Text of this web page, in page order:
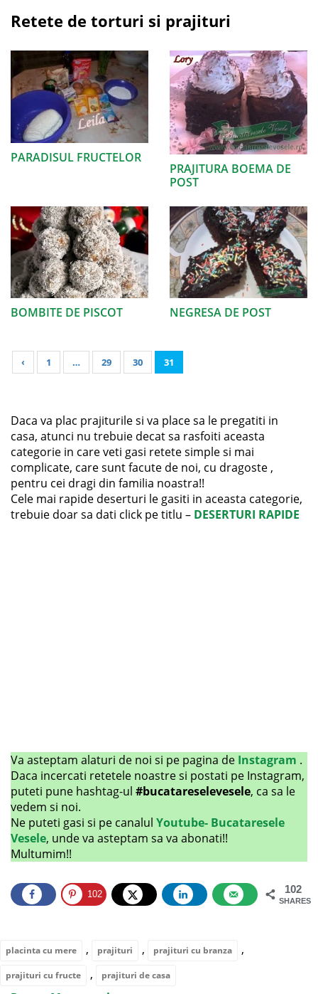
Retete de torturi si prajituri
PARADISUL FRUCTELOR
PRAJITURA BOEMA DE
POST
BOMBITE DE PISCOT NEGRESA DE POST
‹ 1 … 29 30 31
Daca va plac prajiturile si va place sa le pregatiti in
casa, atunci nu trebuie decat sa rasfoiti aceasta
categorie in care veti gasi retete simple si mai
complicate, care sunt facute de noi, cu dragoste ,
pentru cei dragi din familia noastra!!
Cele mai rapide deserturi le gasiti in aceasta categorie,
trebuie doar sa dati click pe titlu – DESERTURI RAPIDE
Va asteptam alaturi de noi si pe pagina de Instagram .
Daca incercati retetele noastre si postati pe Instagram,
puteti pune hashtag-ul #bucatareselevesele, ca sa le
vedem si noi.
Ne puteti gasi si pe canalul Youtube- Bucataresele
Vesele, unde va asteptam sa va abonati!!
Multumim!!
102
SHARES
102
placinta cu mere , prajituri , prajituri cu branza ,
prajituri cu fructe , prajituri de casa